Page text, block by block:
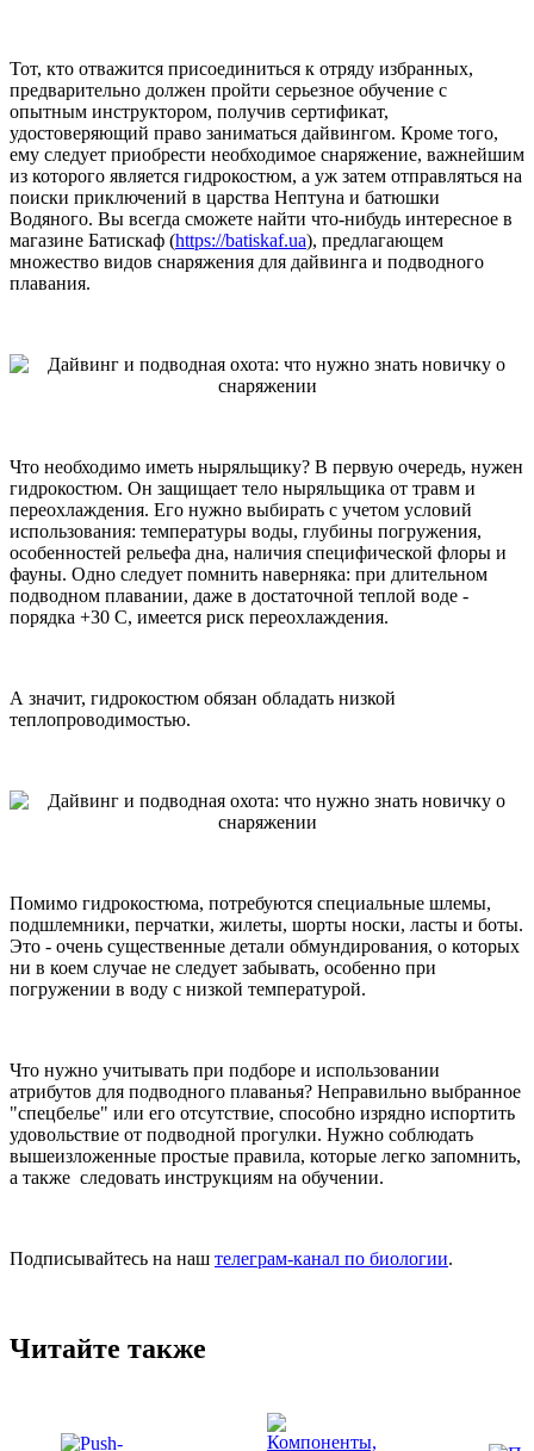
Тот, кто отважится присоединиться к отряду избранных,
предварительно должен пройти серьезное обучение с
опытным инструктором, получив сертификат,
удостоверяющий право заниматься дайвингом. Кроме того,
ему следует приобрести необходимое снаряжение, важнейшим
из которого является гидрокостюм, а уж затем отправляться на
поиски приключений в царства Нептуна и батюшки
Водяного. Вы всегда сможете найти что-нибудь интересное в
магазине Батискаф (https://batiskaf.ua), предлагающем
множество видов снаряжения для дайвинга и подводного
плавания.
Что необходимо иметь ныряльщику? В первую очередь, нужен
гидрокостюм. Он защищает тело ныряльщика от травм и
переохлаждения. Его нужно выбирать с учетом условий
использования: температуры воды, глубины погружения,
особенностей рельефа дна, наличия специфической флоры и
фауны. Одно следует помнить наверняка: при длительном
подводном плавании, даже в достаточной теплой воде -
порядка +30 С, имеется риск переохлаждения.
А значит, гидрокостюм обязан обладать низкой
теплопроводимостью.
Помимо гидрокостюма, потребуются специальные шлемы,
подшлемники, перчатки, жилеты, шорты носки, ласты и боты.
Это - очень существенные детали обмундирования, о которых
ни в коем случае не следует забывать, особенно при
погружении в воду с низкой температурой.
Что нужно учитывать при подборе и использовании
атрибутов для подводного плаванья? Неправильно выбранное
"спецбелье" или его отсутствие, способно изрядно испортить
удовольствие от подводной прогулки. Нужно соблюдать
вышеизложенные простые правила, которые легко запомнить,
а также следовать инструкциям на обучении.
Подписывайтесь на наш телеграм-канал по биологии.
Читайте также